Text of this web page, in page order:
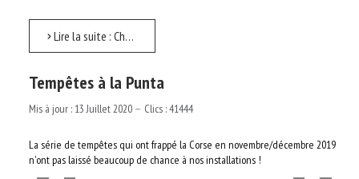
Lire la suite : Championnat de France 2020
Tempêtes à la Punta
Mis à jour : 13 Juillet 2020 Clics : 41444
La série de tempêtes qui ont frappé la Corse en novembre/décembre 2019
n'ont pas laissé beaucoup de chance à nos installations !